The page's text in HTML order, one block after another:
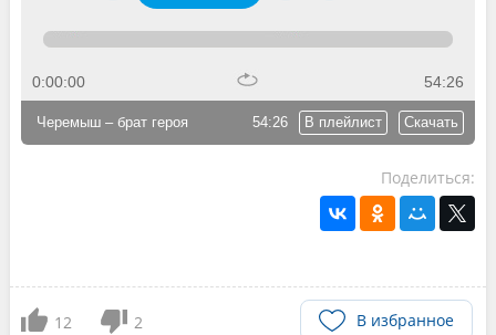
0:00:00 54:26
54:26 В плейлист Скачать
Черемыш – брат героя
Поделиться:
12 2 В избранное